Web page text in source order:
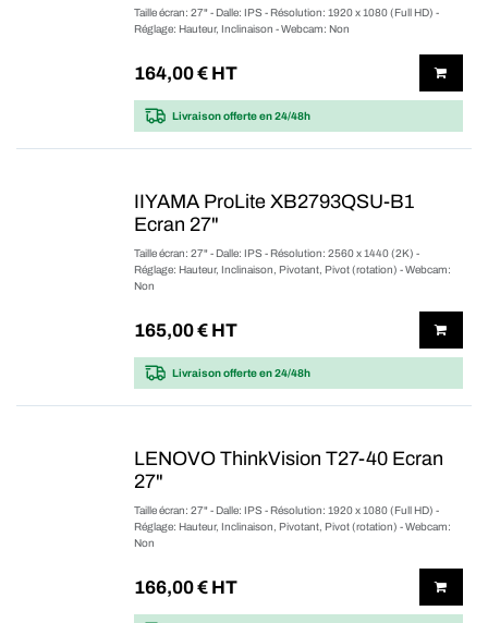
Taille écran: 27" - Dalle: IPS - Résolution: 1920 x 1080 (Full HD) -
Réglage: Hauteur, Inclinaison - Webcam: Non
164,00€ HT
Livraison offerteen 24/48h
IIYAMA ProLite XB2793QSU-B1
Ecran 27"
Taille écran: 27" - Dalle: IPS - Résolution: 2560 x 1440 (2K) -
Réglage: Hauteur, Inclinaison, Pivotant, Pivot (rotation) - Webcam:
Non
165,00€ HT
Livraison offerteen 24/48h
LENOVO ThinkVision T27-40 Ecran
27"
Taille écran: 27" - Dalle: IPS - Résolution: 1920 x 1080 (Full HD) -
Réglage: Hauteur, Inclinaison, Pivotant, Pivot (rotation) - Webcam:
Non
166,00€ HT